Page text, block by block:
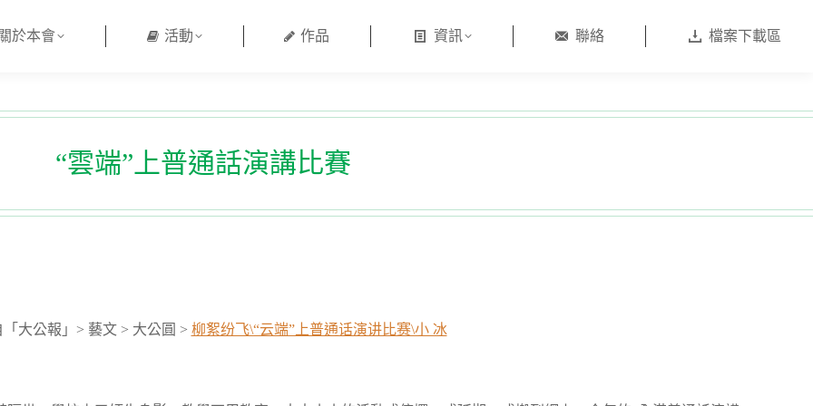
於本會 活動 作品 資訊 聯絡 檔案下載區
“雲端”上普通話演講比賽
大公報」> 藝文 > 大公圓 > 柳絮纷飞\“云端”上普通话演讲比赛\小 冰